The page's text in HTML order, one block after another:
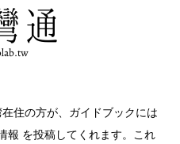
住の方が、ガイドブックには
報 を投稿してくれます。これ